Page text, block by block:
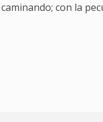
con la